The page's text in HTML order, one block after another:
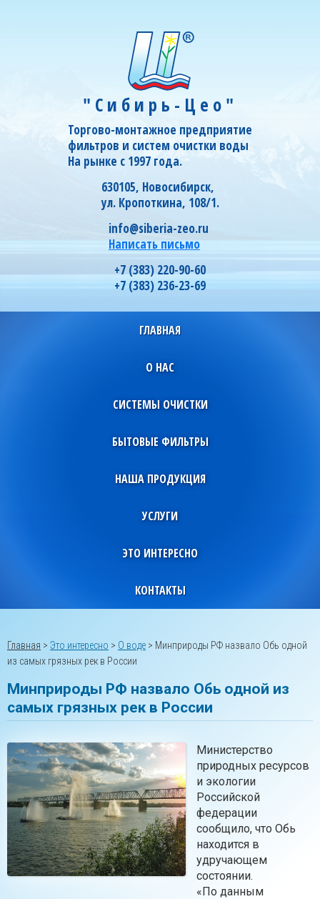
"Сибирь-Цео"
Торгово-монтажное предприятие
фильтров и систем очистки воды
На рынке с 1997 года.
630105, Новосибирск,
ул. Кропоткина, 108/1.
info@siberia-zeo.ru
Написать письмо
+7 (383) 220-90-60
+7 (383) 236-23-69
ГЛАВНАЯ
О НАС
СИСТЕМЫ ОЧИСТКИ
БЫТОВЫЕ ФИЛЬТРЫ
НАША ПРОДУКЦИЯ
УСЛУГИ
ЭТО ИНТЕРЕСНО
КОНТАКТЫ
Главная > Это интересно > О воде > Минприроды РФ назвало Обь одной
из самых грязных рек в России
Минприроды РФ назвало Обь одной из
самых грязных рек в России
Министерство
природных ресурсов
и экологии
Российской
федерации
сообщило, что Обь
находится в
удручающем
состоянии.
«По данным